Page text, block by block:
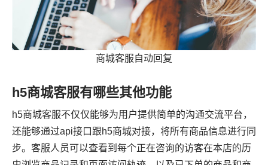
商城客服自动回复
h5商城客服有哪些其他功能
h5商城客服不仅仅能够为用户提供简单的沟通交流平台，
还能够通过api接口跟h5商城对接，将所有商品信息进行同
步。客服人员可以查看到每个正在咨询的访客在本店的历